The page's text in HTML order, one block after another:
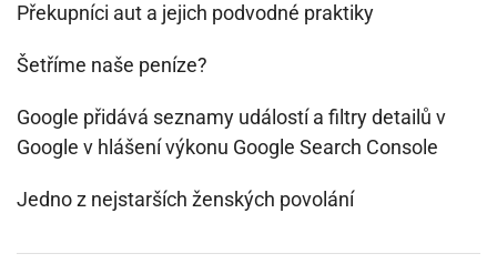
Překupníci aut a jejich podvodné praktiky
Šetříme naše peníze?
Google přidává seznamy událostí a filtry detailů v
Google v hlášení výkonu Google Search Console
Jedno z nejstarších ženských povolání